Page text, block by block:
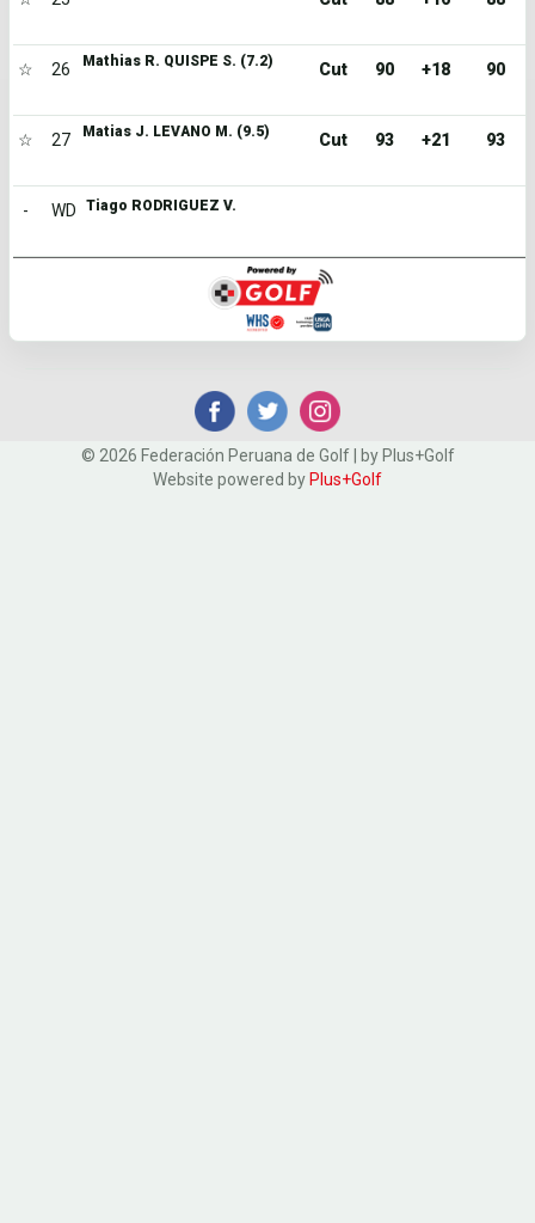
☆ 26 Mathias R. QUISPE S. (7.2) Cut 90 +18 90
☆ 27 Matias J. LEVANO M. (9.5) Cut 93 +21 93
- WD Tiago RODRIGUEZ V.
© 2026 Federación Peruana de Golf | by Plus+Golf
Website powered by Plus+Golf